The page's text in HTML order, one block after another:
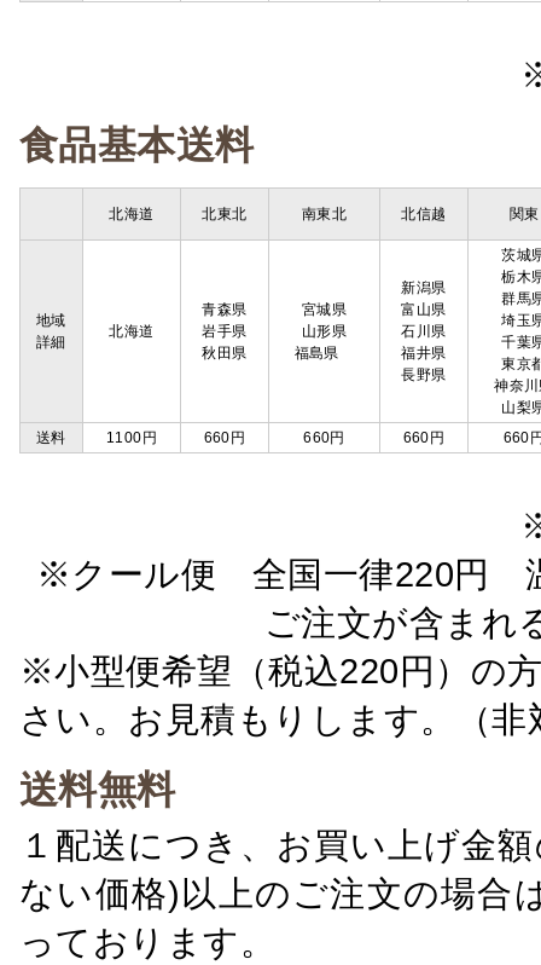
食品基本送料
北海道 北東北 南東北 北信越 関東
地域
詳細
北海道
青森県
岩手県
秋田県
宮城県
山形県
福島県
新潟県
富山県
石川県
福井県
長野県
茨城
栃木
群馬
埼玉
千葉
東京
神奈
山梨
送料
1100円 660円 660円 660円 660
※クール便 全国一律220円
ご注文が含ま
※小型便希望（税込220円）の
さい。お見積もりします。（非
送料無料
１配送につき、お買い上げ金
ない価格)以上のご注文の場合
っております。